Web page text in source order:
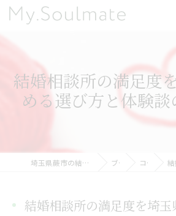
結婚相談所の満足度
める選び方と体験談
埼玉県蕨市の結婚相談所ならMy.Soulmate ブログ コラム 結婚
結婚相談所の満足度を埼